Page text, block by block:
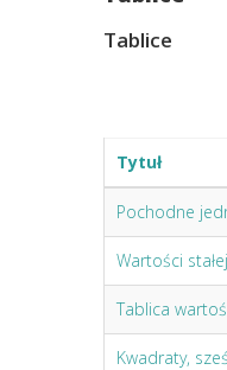
Tablice
Tytuł
Pochodne
Wartości
Tablica
Kwadraty,